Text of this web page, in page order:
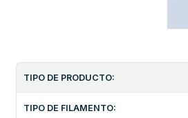
TIPO DE PRODUCTO:
TIPO DE FILAMENTO: